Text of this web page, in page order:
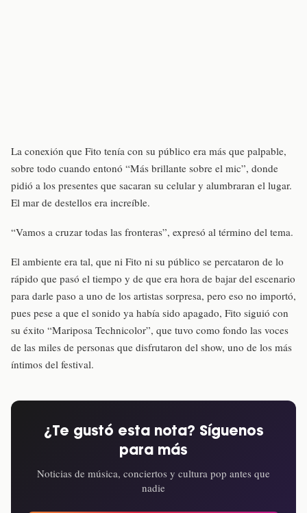
La conexión que Fito tenía con su público era más que palpable,
sobre todo cuando entonó “Más brillante sobre el mic”, donde
pidió a los presentes que sacaran su celular y alumbraran el lugar.
El mar de destellos era increíble.
“Vamos a cruzar todas las fronteras”, expresó al término del tema.
El ambiente era tal, que ni Fito ni su público se percataron de lo
rápido que pasó el tiempo y de que era hora de bajar del escenario
para darle paso a uno de los artistas sorpresa, pero eso no importó,
pues pese a que el sonido ya había sido apagado, Fito siguió con
su éxito “Mariposa Technicolor”, que tuvo como fondo las voces
de las miles de personas que disfrutaron del show, uno de los más
íntimos del festival.
¿Te gustó esta nota? Síguenos
para más
Noticias de música, conciertos y cultura pop antes que
nadie